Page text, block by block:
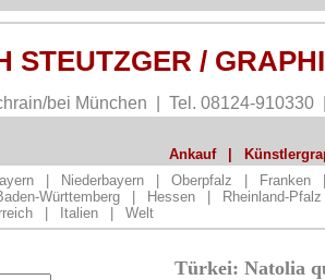
STEUTZGER /
bei München | Tel. 08124-
Ankauf
Niederbayern Oberpfalz Franken
Württemberg Hessen
Rheinland-Pfalz
Italien Welt
Türkei: Natolia